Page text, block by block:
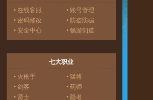
• 在线客服
• 账号管理
• 密码修改
• 防盗防骗
• 安全中心
• 畅游知道
七大职业
• 火枪手
• 猛将
• 剑客
• 药师
• 贤士
• 隐者